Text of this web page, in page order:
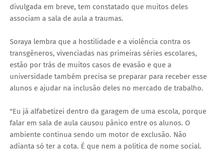
divulgada em breve, tem constatado que muitos deles
associam a sala de aula a traumas.
Soraya lembra que a hostilidade e a violência contra os
transgêneros, vivenciadas nas primeiras séries escolares,
estão por trás de muitos casos de evasão e que a
universidade também precisa se preparar para receber esse
alunos e ajudar na inclusão deles no mercado de trabalho.
"Eu já alfabetizei dentro da garagem de uma escola, porque
falar em sala de aula causou pânico entre os alunos. O
ambiente continua sendo um motor de exclusão. Não
adianta só ter a cota. É que nem a politica de nome social.